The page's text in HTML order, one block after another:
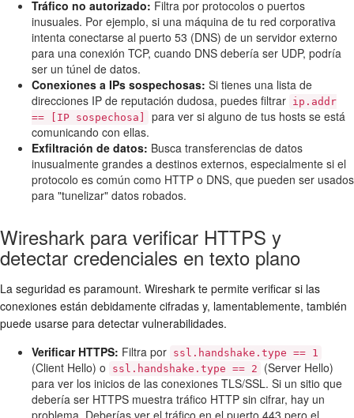
Tráfico no autorizado: Filtra por protocolos o puertos
inusuales. Por ejemplo, si una máquina de tu red corporativa
intenta conectarse al puerto 53 (DNS) de un servidor externo
para una conexión TCP, cuando DNS debería ser UDP, podría
ser un túnel de datos.
Conexiones a IPs sospechosas: Si tienes una lista de
direcciones IP de reputación dudosa, puedes filtrar ip.addr
== [IP sospechosa]
para ver si alguno de tus hosts se está
comunicando con ellas.
Exfiltración de datos: Busca transferencias de datos
inusualmente grandes a destinos externos, especialmente si el
protocolo es común como HTTP o DNS, que pueden ser usados
para "tunelizar" datos robados.
Wireshark para verificar HTTPS y
detectar credenciales en texto plano
La seguridad es paramount. Wireshark te permite verificar si las
conexiones están debidamente cifradas y, lamentablemente, también
puede usarse para detectar vulnerabilidades.
Verificar HTTPS: Filtra por ssl.handshake.type == 1
(Client Hello) o ssl.handshake.type == 2
(Server Hello)
para ver los inicios de las conexiones TLS/SSL. Si un sitio que
debería ser HTTPS muestra tráfico HTTP sin cifrar, hay un